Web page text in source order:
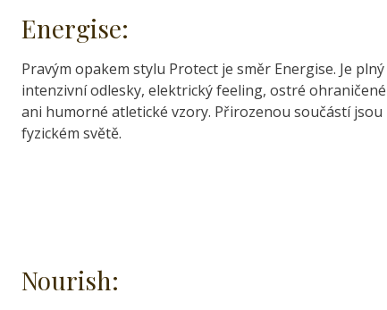
Energise:
Pravým opakem stylu Protect je směr Energise. Je
intenzivní odlesky, elektrický feeling, ostré
ani humorné atletické vzory. Přirozenou součástí
fyzickém světě.
Nourish: